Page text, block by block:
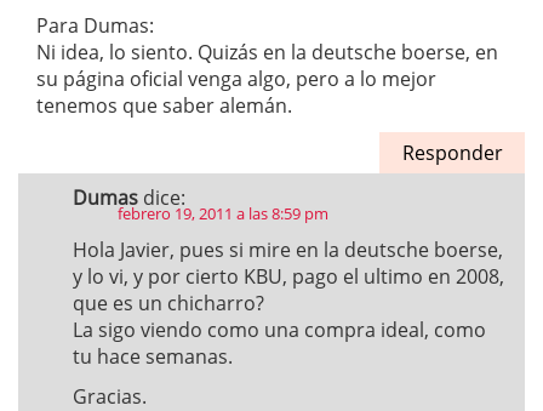
Para Dumas:
Ni idea, lo siento. Quizás en la deutsche boerse, en
su página oficial venga algo, pero a lo mejor
tenemos que saber alemán.
Responder
Dumas dice:
febrero 19, 2011 a las 8:59 pm
Hola Javier, pues si mire en la deutsche boerse,
y lo vi, y por cierto KBU, pago el ultimo en 2008,
que es un chicharro?
La sigo viendo como una compra ideal, como
tu hace semanas.
Gracias.